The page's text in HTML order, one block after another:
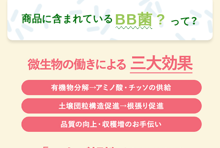
商品に含まれている BB菌? って？